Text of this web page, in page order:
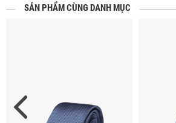
SẢN PHẨM CÙNG DANH MỤC